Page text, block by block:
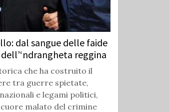
dal sangue delle faide
reggina
che ha costruito il
tra guerre spietate,
e legami politici,
malato del crimine